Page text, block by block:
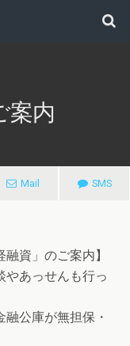
案内
Mail SMS
資」のご案内】
やあっせんも行っ
公庫が無担保・